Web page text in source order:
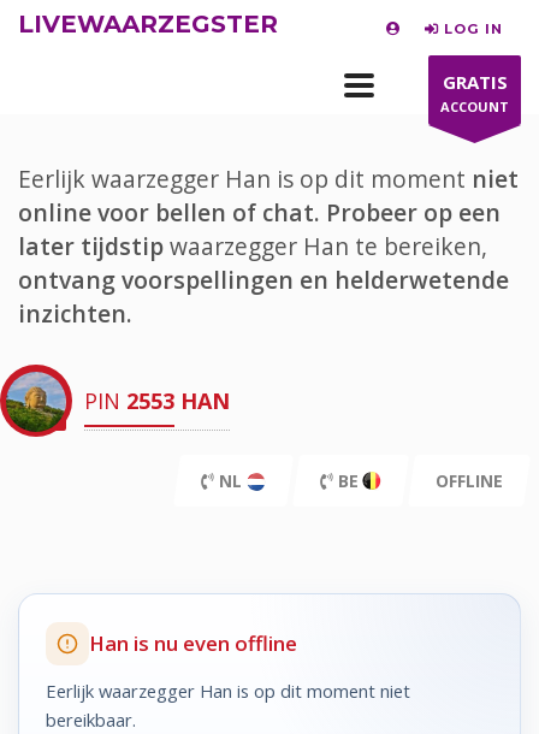
LIVEWAARZEGSTER LOG IN
GRATIS
ACCOUNT
Eerlijk waarzegger Han is op dit moment niet
online voor bellen of chat. Probeer op een
later tijdstipwaarzegger Han te bereiken,
ontvang voorspellingen en helderwetende
inzichten.
PIN 2553 HAN
NL BE OFFLINE
Han is nu even offline
Eerlijk waarzegger Han is op dit moment niet
bereikbaar.